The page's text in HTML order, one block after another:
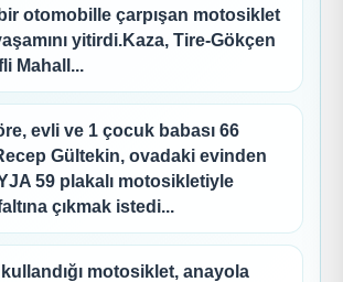
otomobille çarpışan motosiklet
yitirdi.Kaza, Tire-Gökçen
Mahall...
evli ve 1 çocuk babası 66
Gültekin, ovadaki evinden
59 plakalı motosikletiyle
çıkmak istedi...
motosiklet, anayola